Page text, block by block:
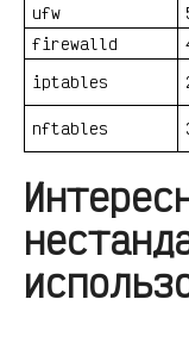
ufw
firewalld
iptables
nftables